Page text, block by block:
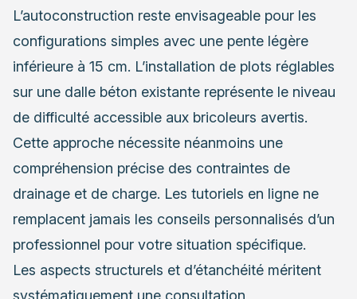
L’autoconstruction reste envisageable pour les
configurations simples avec une pente légère
inférieure à 15 cm. L’installation de plots réglables
sur une dalle béton existante représente le niveau
de difficulté accessible aux bricoleurs avertis.
Cette approche nécessite néanmoins une
compréhension précise des contraintes de
drainage et de charge. Les tutoriels en ligne ne
remplacent jamais les conseils personnalisés d’un
professionnel pour votre situation spécifique.
Les aspects structurels et d’étanchéité méritent
systématiquement une consultation